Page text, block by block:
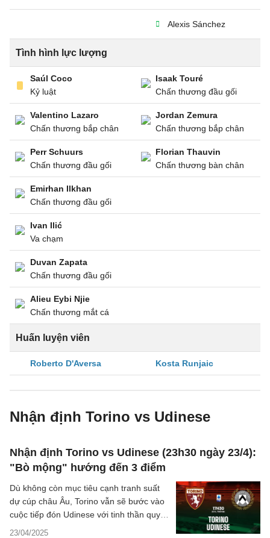
Alexis Sánchez
Tình hình lực lượng
Saúl Coco
Kỷ luật
Isaak Touré
Chấn thương đầu gối
Valentino Lazaro
Chấn thương bắp chân
Jordan Zemura
Chấn thương bắp chân
Perr Schuurs
Chấn thương đầu gối
Florian Thauvin
Chấn thương bàn chân
Emirhan Ilkhan
Chấn thương đầu gối
Ivan Ilić
Va chạm
Duvan Zapata
Chấn thương đầu gối
Alieu Eybi Njie
Chấn thương mắt cá
Huấn luyện viên
Roberto D'Aversa Kosta Runjaic
Nhận định Torino vs Udinese
Nhận định Torino vs Udinese (23h30 ngày 23/4):
"Bò mộng" hướng đến 3 điểm
23/04/2025
Dù không còn mục tiêu cạnh tranh suất
dự cúp châu Âu, Torino vẫn sẽ bước vào
cuộc tiếp đón Udinese với tinh thần quyết
thắng để nối dài chuỗi trận ấn tượng trên